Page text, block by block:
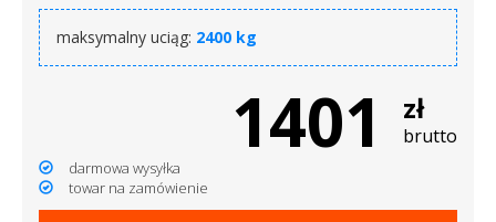
maksymalny uciąg: 2400 kg
1401 zł
brutto
darmowa wysyłka
towar na zamówienie